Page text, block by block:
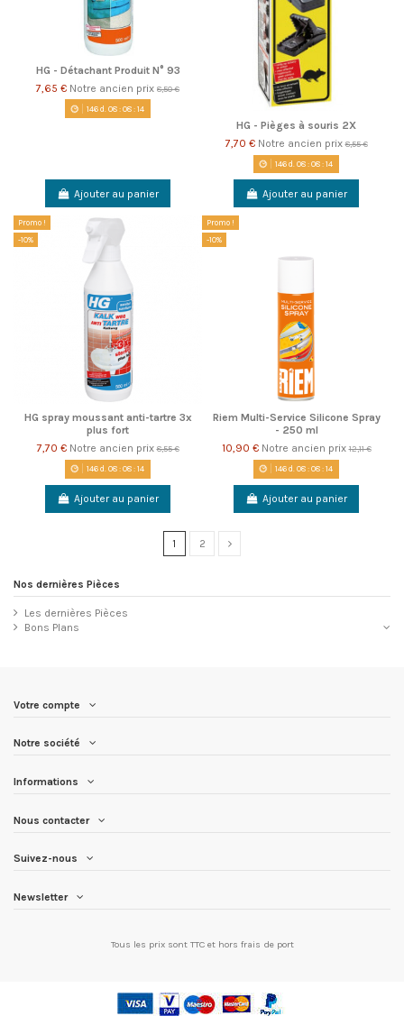
HG - Détachant Produit N° 93
7,65 € Notre ancien prix 8,50 €
146d. 08:08:14
Ajouter au panier
HG - Pièges à souris 2X
7,70 € Notre ancien prix8,55 €
146d. 08:08:14
Ajouter au panier
Promo !
-10%
HG spray moussant anti-tartre 3x
plus fort
7,70 € Notre ancien prix8,55 €
146d.08:08:14
Ajouter au panier
Promo !
-10%
Riem Multi-Service Silicone Spray
- 250 ml
10,90 € Notre ancien prix12,11 €
146d.08:08:14
Ajouter au panier
1 2
Nos dernières Pièces
Les dernières Pièces
Bons Plans
Votre compte
Notre société
Informations
Nous contacter
Suivez-nous
Newsletter
Tous les prix sont TTC et hors frais de port